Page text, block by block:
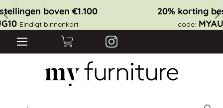
10% korting bestellingen boven €1.100
code:MYAUG10